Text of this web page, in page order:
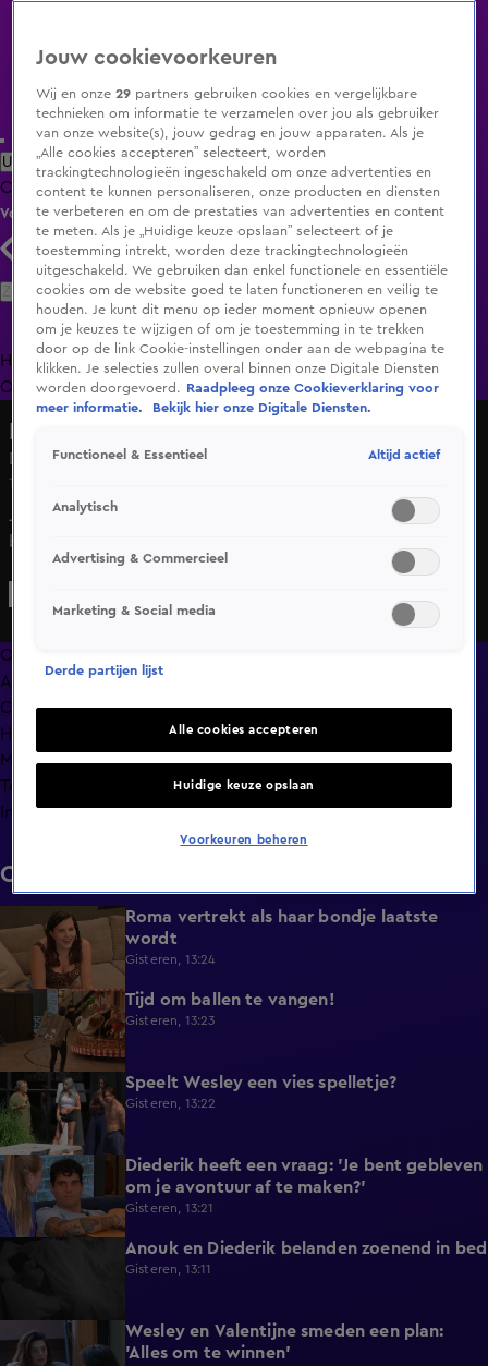
Uitzending Gemist Populaire programma's Zenders Genres
ClipsFilmsRadioSmart TV inlogShop
Volg KIJK
Zoeken
HomeUitzending Gemist Programma's De Bondgenoten
OranjezomerLivestreamsShop
Delano blijft de tongen losmaken...
14 feb 2025, 12:06
Jerwien heeft een duidelijke mening over Delano. Hij
bespreekt dit met Vincent, Manon en Demi.
Overzicht
Afleveringen
Clips
Hoe is het nu met?
Macdate met Nick Eshuis
Terugblik
Info
Clips
Roma vertrekt als haar bondje laatste
wordt
Gisteren, 13:24
Tijd om ballen te vangen!
Gisteren, 13:23
0:48 Speelt Wesley een vies spelletje?
Gisteren, 13:22
0:37
Diederik heeft een vraag: 'Je bent gebleven
om je avontuur af te maken?'
Gisteren, 13:21
Anouk en Diederik belanden zoenend in bed
Gisteren, 13:11
0:26
Wesley en Valentijne smeden een plan:
'Alles om te winnen'
Jouw cookievoorkeuren
Wij en onze29 partners gebruiken cookies en vergelijkbare
technieken om informatie te verzamelen over jou als gebruiker
van onze website(s), jouw gedrag en jouw apparaten. Als je
„Alle cookies accepteren” selecteert, worden
trackingtechnologieën ingeschakeld om onze advertenties en
content te kunnen personaliseren, onze producten en diensten
te verbeteren en om de prestaties van advertenties en content
te meten. Als je „Huidige keuze opslaan” selecteert of je
toestemming intrekt, worden deze trackingtechnologieën
uitgeschakeld. We gebruiken dan enkel functionele en essentiële
cookies om de website goed te laten functioneren en veilig te
houden. Je kunt dit menu op ieder moment opnieuw openen
om je keuzes te wijzigen of om je toestemming in te trekken
door op de link Cookie-instellingen onder aan de webpagina te
klikken. Je selecties zullen overal binnen onze Digitale Diensten
worden doorgevoerd.
Raadpleeg onze Cookieverklaring voor
meer informatie.
Bekijk hier onze Digitale Diensten.
Functioneel & Essentieel Altijd actief
Analytisch
Advertising & Commercieel
Marketing & Social media
Derde partijen lijst
Alle cookies accepteren
Huidige keuze opslaan
Voorkeuren beheren